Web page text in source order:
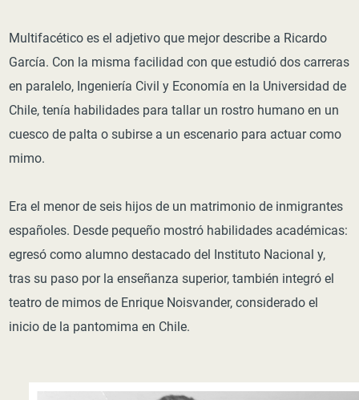
Multifacético es el adjetivo que mejor describe a Ricardo
García. Con la misma facilidad con que estudió dos carreras
en paralelo, Ingeniería Civil y Economía en la Universidad de
Chile, tenía habilidades para tallar un rostro humano en un
cuesco de palta o subirse a un escenario para actuar como
mimo.
Era el menor de seis hijos de un matrimonio de inmigrantes
españoles. Desde pequeño mostró habilidades académicas:
egresó como alumno destacado del Instituto Nacional y,
tras su paso por la enseñanza superior, también integró el
teatro de mimos de Enrique Noisvander, considerado el
inicio de la pantomima en Chile.